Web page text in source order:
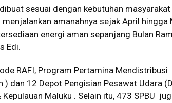
sesuai dengan kebutuhan masyarakat
amanahnya sejak April hingga
energi aman sepanjang Bulan
Edi.
RAFI, Program Pertamina Mendistribusi
dan 12 Depot Pengisian Pesawat Udara
Maluku . Selain itu, 473 SPBU